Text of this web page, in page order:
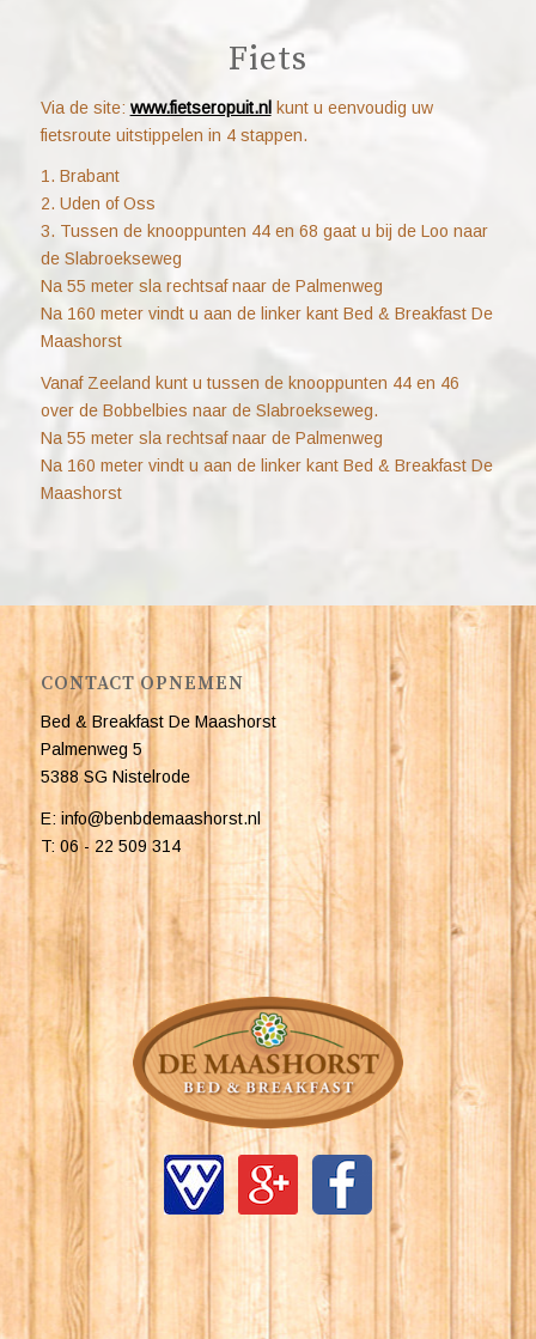
Fiets
Via de site: www.fietseropuit.nlkunt u eenvoudig uw
fietsroute uitstippelen in 4 stappen.
1. Brabant
2. Uden of Oss
3. Tussen de knooppunten 44 en 68 gaat u bij de Loo naar
de Slabroekseweg
Na 55 meter sla rechtsaf naar de Palmenweg
Na 160 meter vindt u aan de linker kant Bed & Breakfast De
Maashorst
Vanaf Zeeland kunt u tussen de knooppunten 44 en 46
over de Bobbelbies naar de Slabroekseweg.
Na 55 meter sla rechtsaf naar de Palmenweg
Na 160 meter vindt u aan de linker kant Bed & Breakfast De
Maashorst
CONTACT OPNEMEN
Bed & Breakfast De Maashorst
Palmenweg 5
5388 SG Nistelrode
E: info@benbdemaashorst.nl
T: 06 - 22 509 314